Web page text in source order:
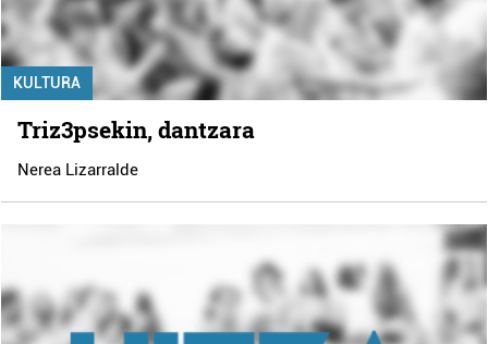
KULTURA
Triz3psekin, dantzara
Nerea Lizarralde